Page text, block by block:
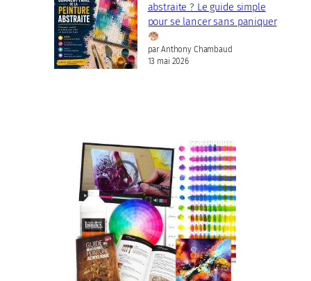
abstraite ? Le guide simple
pour se lancer sans paniquer
par Anthony Chambaud
13 mai 2026